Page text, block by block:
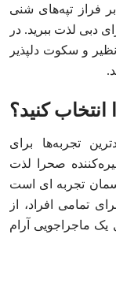
فراز تپه‌های شنی
دبی لذت ببرید. در
و سکوت دلپذیر
کنید؟
تجربه‌ها برای
صحرا لذت
تجربه‌ ای است
تمامی افراد، از
یک ماجراجویی آرام